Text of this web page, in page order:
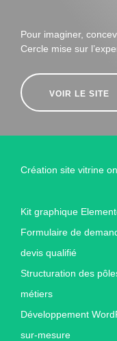
Pour imaginer,
Cercle mise sur
VOIR LE SITE
Création site vitrine
Kit graphique
Formulaire de
devis qualifié
Structuration des
métiers
Développement
sur-mesure